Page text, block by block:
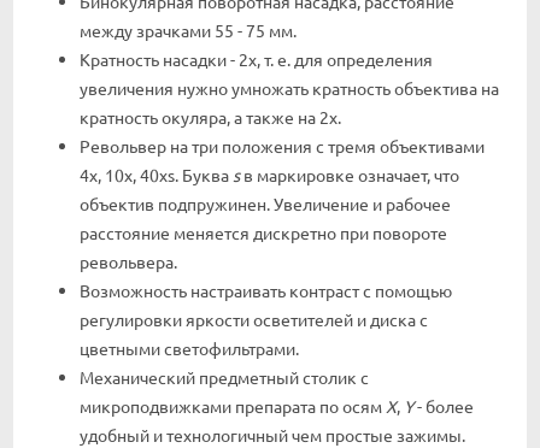
между зрачками 55 - 75 мм.
Кратность насадки - 2x, т. е. для определения
увеличения нужно умножать кратность объектива на
кратность окуляра, а также на 2x.
Револьвер на три положения с тремя объективами
4x, 10x, 40xs. Буква sв маркировке означает, что
объектив подпружинен. Увеличение и рабочее
расстояние меняется дискретно при повороте
револьвера.
Возможность настраивать контраст с помощью
регулировки яркости осветителей и диска с
цветными светофильтрами.
Механический предметный столик с
микроподвижками препарата по осям X, Y- более
удобный и технологичный чем простые зажимы.